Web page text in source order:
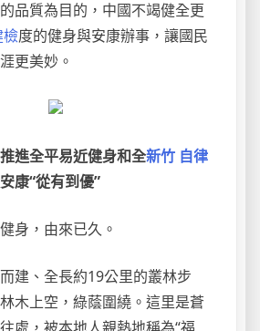
品質為目的，中國不竭健全更
檢度的健身與安康辦事，讓國民
更美妙。
進全平易近健身和全新竹 自律
康“從有到優”
身，由來已久。
建、全長約19公里的叢林步
木上空，綠蔭圍繞。這里是蒼